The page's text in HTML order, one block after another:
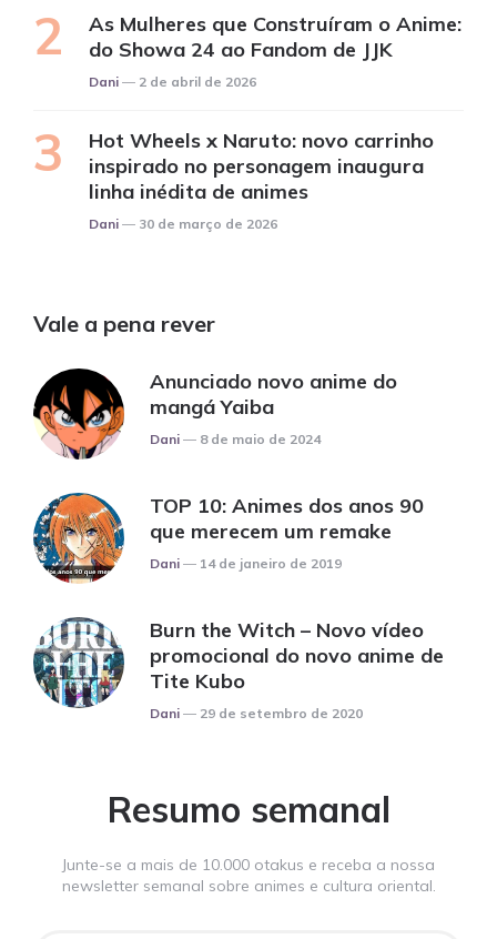
As Mulheres que Construíram o Anime:
do Showa 24 ao Fandom de JJK
Posted
Dani 2 de abril de 2026
Hot Wheels x Naruto: novo carrinho
inspirado no personagem inaugura
linha inédita de animes
Posted
Dani 30 de março de 2026
Vale a pena rever
Anunciado novo anime do
mangá Yaiba
Posted
Dani 8 de maio de 2024
TOP 10: Animes dos anos 90
que merecem um remake
Posted
Dani 14 de janeiro de 2019
Burn the Witch – Novo vídeo
promocional do novo anime de
Tite Kubo
Posted
Dani 29 de setembro de 2020
Resumo semanal
Junte-se a mais de 10.000 otakus e receba a nossa
newsletter semanal sobre animes e cultura oriental.